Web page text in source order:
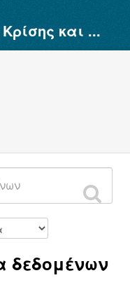
και ...
δεδομένων